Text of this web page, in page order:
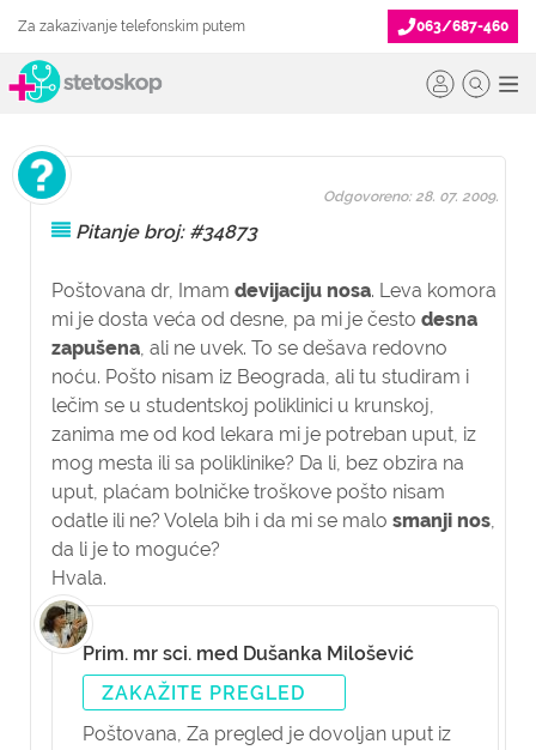
Za zakazivanje telefonskim putem 063/687-460
Pitanje broj: #34873
Poštovana dr, Imam devijaciju nosa. Leva komora
mi je dosta veća od desne, pa mi je često desna
zapušena, ali ne uvek. To se dešava redovno
noću. Pošto nisam iz Beograda, ali tu studiram i
lečim se u studentskoj poliklinici u krunskoj,
zanima me od kod lekara mi je potreban uput, iz
mog mesta ili sa poliklinike? Da li, bez obzira na
uput, plaćam bolničke troškove pošto nisam
odatle ili ne? Volela bih i da mi se malo smanji nos,
da li je to moguće?
Hvala.
Odgovoreno: 28. 07. 2009.
Prim. mr sci. med Dušanka Milošević
ZAKAŽITE PREGLED
Poštovana, Za pregled je dovoljan uput iz